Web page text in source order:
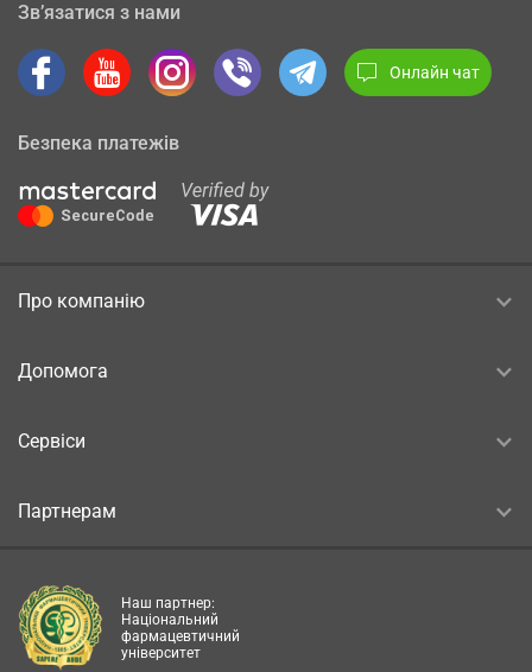
Зв’язатися з нами
Онлайн чат
Безпека платежів
Про компанію
Допомога
Сервіси
Партнерам
Наш партнер:
Національний
фармацевтичний
університет